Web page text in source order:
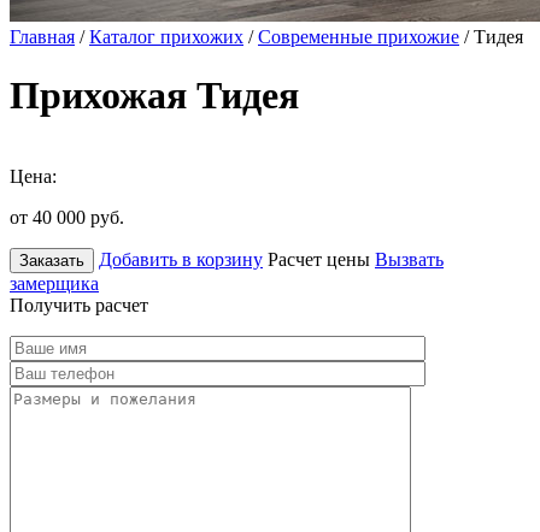
Главная /Каталог прихожих /Современные прихожие / Тидея
Прихожая Тидея
Цена:
от 40 000 руб.
Заказать Добавить в корзину Расчет цены Вызвать
замерщика
Получить расчет